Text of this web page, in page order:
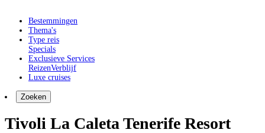
Bestemmingen
Thema's
Type reis
Specials
Exclusieve Services
ReizenVerblijf
Luxe cruises
Zoeken
Tivoli La Caleta Tenerife Resort